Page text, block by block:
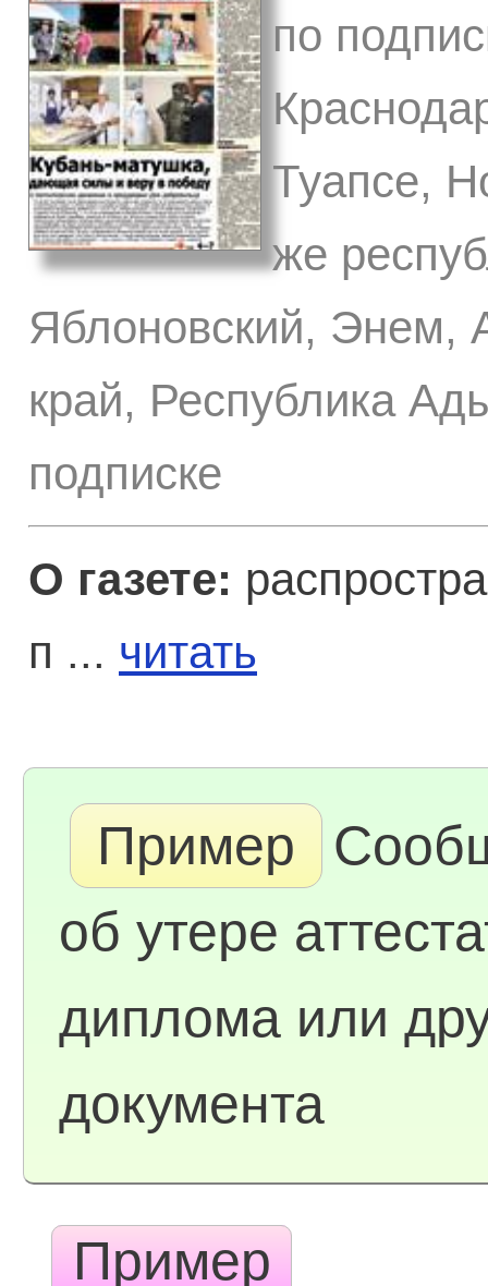
по
Туапсе,
же
Яблоновский, Энем,
край, Республика
подписке
О газете:
п ... читать
Пример
об утере
диплома или
документа
Пример